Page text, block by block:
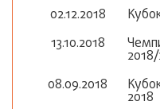
02.12.2018
13.10.2018
08.09.2018
2018